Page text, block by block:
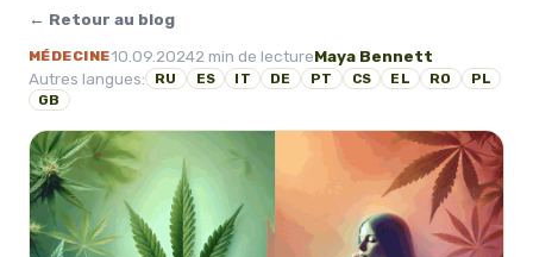
← Retour au blog
MÉDECINE10.09.20242 min de lectureMaya Bennett
Autres langues:
RU ES IT DE PT CS EL RO
PL
GB